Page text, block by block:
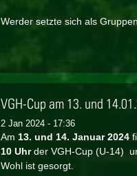
Werder setzte sich als
VGH-Cup am 13. und
2 Jan 2024 - 17:36
Am 13. und 14. Januar 2024
10 Uhrder VGH-Cup (U-14)
Wohl ist gesorgt.